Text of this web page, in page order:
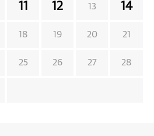
11 12 13 14
18 19 20 21
25 26 27 28